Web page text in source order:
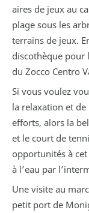
aires de jeux au
plage sous les
terrains de jeux.
discothèque pour
du Zocco Centro
Si vous voulez
la relaxation et
efforts, alors la
et le court de
opportunités à
à l’eau par
Une visite au
petit port de